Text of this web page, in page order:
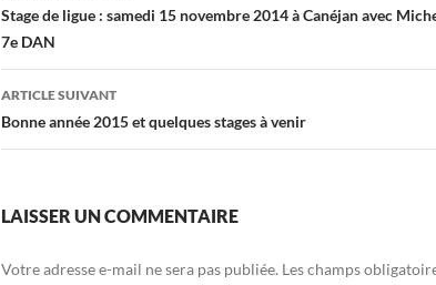
des
articles
Stage de ligue : samedi 15 novembre 2014 à Canéjan avec
7e DAN
ARTICLE SUIVANT
Bonne année 2015 et quelques stages à venir
LAISSER UN COMMENTAIRE
Votre adresse e-mail ne sera pas publiée. Les champs